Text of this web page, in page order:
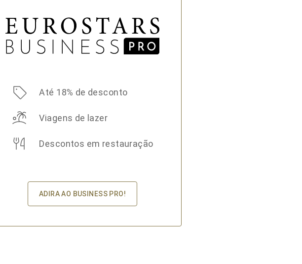
Até 18% de desconto
Viagens de lazer
Descontos em restauração
ADIRA AO BUSINESS PRO!